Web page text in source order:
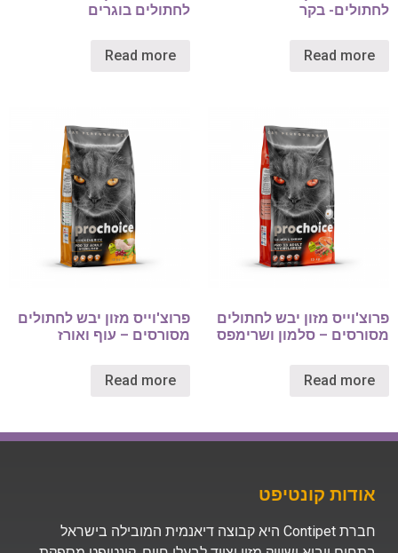
לחתולים- בקר
Read more
לחתולים בוגרים
Read more
פרוצ'וייס מזון יבש לחתולים
מסורסים – סלמון ושרימפס
Read more
פרוצ'וייס מזון יבש לחתולים
מסורסים – עוף ואורז
Read more
אודות קונטיפט
חברת Contipet היא קבוצה דיאנמית המובילה בישראל